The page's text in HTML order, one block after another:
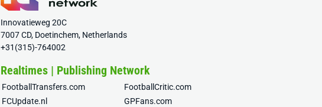
Innovatieweg 20C
7007 CD, Doetinchem, Netherlands
+31(315)-764002
Realtimes | Publishing Network
FootballTransfers.com
FootballCritic.com
FCUpdate.nl
GPFans.com